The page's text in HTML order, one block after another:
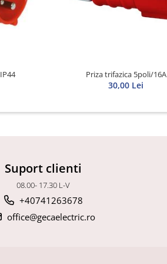
Priza trifazica 5poli/16A
30,00 Lei
Suport clienti
08.00- 17.30 L-V
+40741263678
office@gecaelectric.ro